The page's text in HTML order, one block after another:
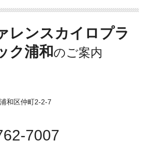
レンスカイロプラ
ク浦和
和区仲町2-2-7
7007